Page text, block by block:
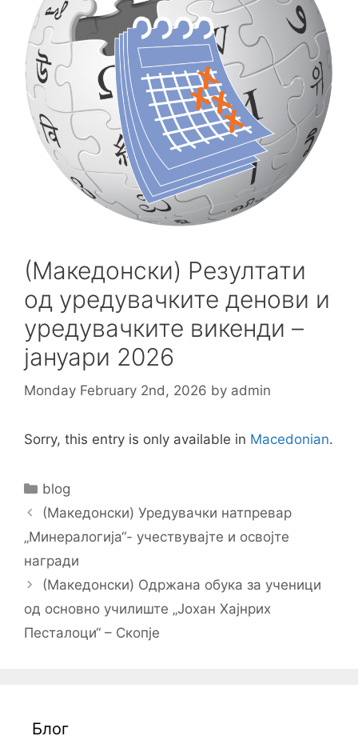
(Македонски) Резултати
од уредувачките денови и
уредувачките викенди –
јануари 2026
Monday February 2nd, 2026 by admin
Sorry, this entry is only available in Macedonian.
Categories
blog
Post
navigation
(Македонски) Уредувачки натпревар
„Минералогија“- учествувајте и освојте
награди
(Македонски) Одржана обука за ученици
од основно училиште „Јохан Хајнрих
Песталоци“ – Скопје
Блог